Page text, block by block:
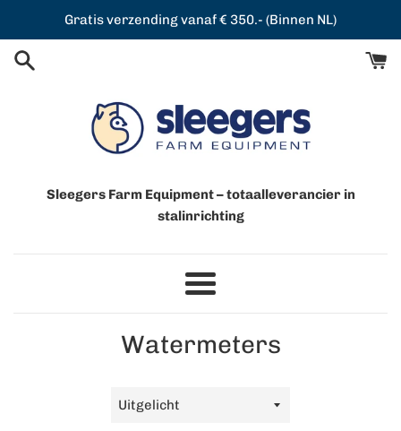
de
content
Gratis verzending vanaf € 350.- (Binnen NL)
Sleegers Farm Equipment – totaalleverancier in
stalinrichting
Menu
Watermeters
Sorteer